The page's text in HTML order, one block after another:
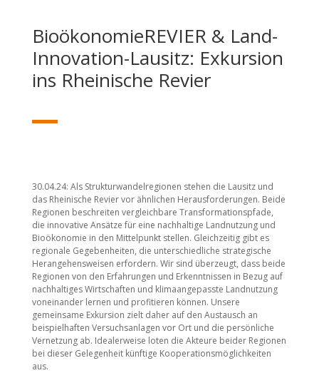
BioökonomieREVIER & Land-
Innovation-Lausitz: Exkursion
ins Rheinische Revier
30.04.24: Als Strukturwandelregionen stehen die Lausitz und
das Rheinische Revier vor ähnlichen Herausforderungen. Beide
Regionen beschreiten vergleichbare Transformationspfade,
die innovative Ansätze für eine nachhaltige Landnutzung und
Bioökonomie in den Mittelpunkt stellen. Gleichzeitig gibt es
regionale Gegebenheiten, die unterschiedliche strategische
Herangehensweisen erfordern. Wir sind überzeugt, dass beide
Regionen von den Erfahrungen und Erkenntnissen in Bezug auf
nachhaltiges Wirtschaften und klimaangepasste Landnutzung
voneinander lernen und profitieren können. Unsere
gemeinsame Exkursion zielt daher auf den Austausch an
beispielhaften Versuchsanlagen vor Ort und die persönliche
Vernetzung ab. Idealerweise loten die Akteure beider Regionen
bei dieser Gelegenheit künftige Kooperationsmöglichkeiten
aus.